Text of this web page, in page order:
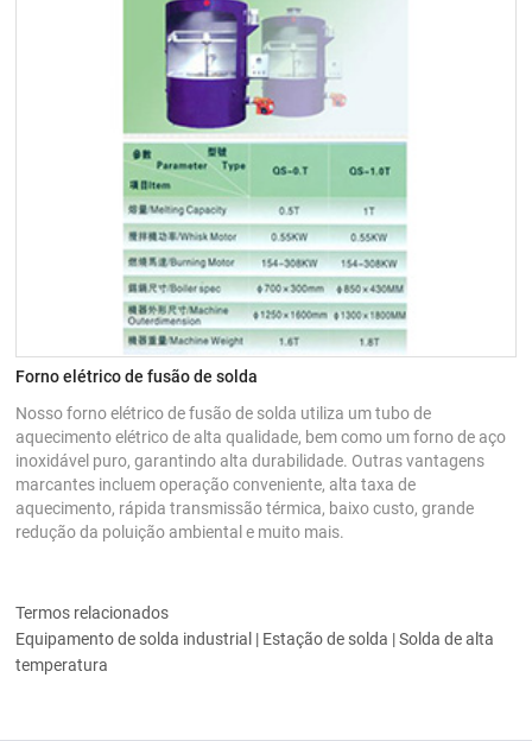
Forno elétrico de fusão de solda
Nosso forno elétrico de fusão de solda utiliza um tubo de
aquecimento elétrico de alta qualidade, bem como um forno de aço
inoxidável puro, garantindo alta durabilidade. Outras vantagens
marcantes incluem operação conveniente, alta taxa de
aquecimento, rápida transmissão térmica, baixo custo, grande
redução da poluição ambiental e muito mais.
Termos relacionados
Equipamento de solda industrial | Estação de solda | Solda de alta
temperatura